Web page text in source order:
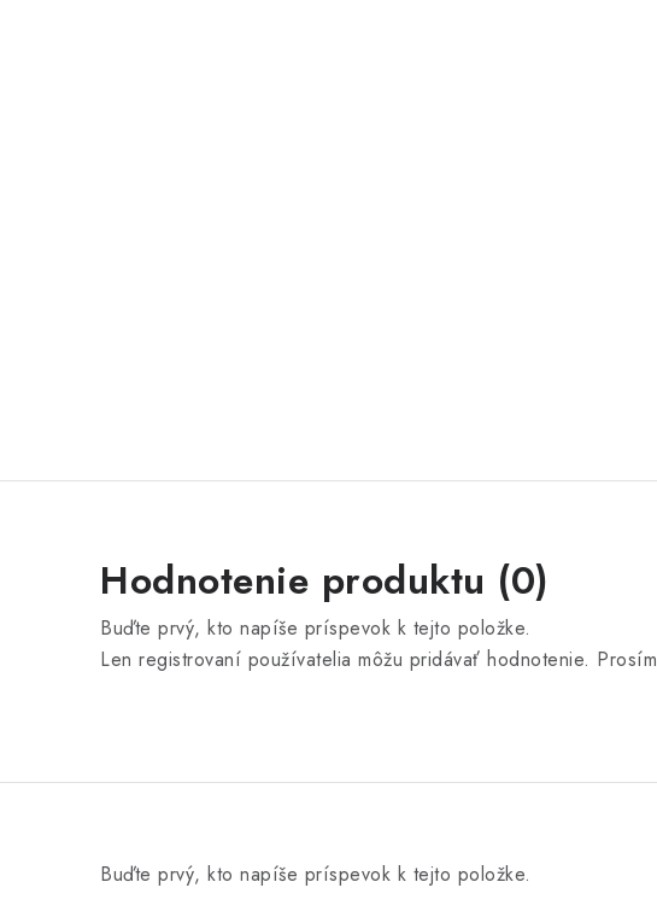
Hodnotenie produktu (0)
Buďte prvý, kto napíše príspevok k tejto položke.
Len registrovaní používatelia môžu pridávať hodnotenie. Prosím
Buďte prvý, kto napíše príspevok k tejto položke.